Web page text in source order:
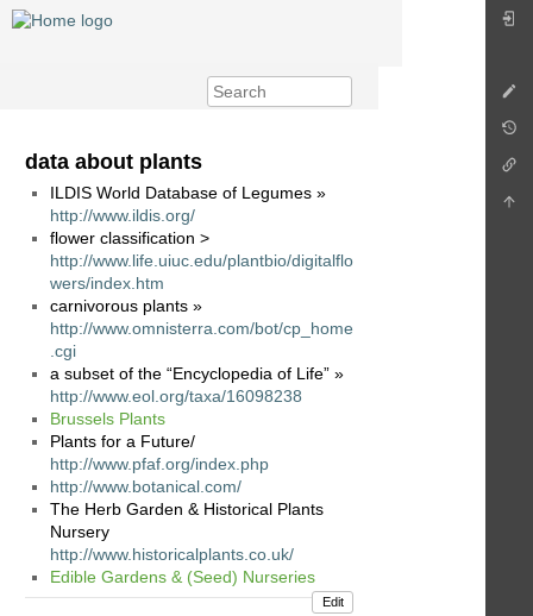
data about plants
ILDIS World Database of Legumes »
http://www.ildis.org/
flower classification >
http://www.life.uiuc.edu/plantbio/digitalflo
wers/index.htm
carnivorous plants »
http://www.omnisterra.com/bot/cp_home
.cgi
a subset of the “Encyclopedia of Life” »
http://www.eol.org/taxa/16098238
Brussels Plants
Plants for a Future/
http://www.pfaf.org/index.php
http://www.botanical.com/
The Herb Garden & Historical Plants
Nursery
http://www.historicalplants.co.uk/
Edible Gardens & (Seed) Nurseries
Edit